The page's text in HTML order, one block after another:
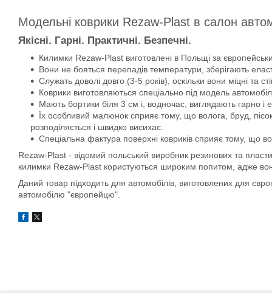
Модельні коврики Rezaw-Plast в салон
Якісні. Гарні. Практичні. Безпечні.
Килимки Rezaw-Plast виготовлені в Польщі за
Вони не бояться перепадів температури, зберігають
Служать доволі довго (3-5 років), оскільки вони міцні та
Коврики виготовляються спеціально під модель
Мають бортики біля 3 см і, водночас, виглядають гарно і
Їх особливий малюнок сприяє тому, що волога, бруд,
розподіляється і швидко висихає.
Спеціальна фактура поверхні ковриків сприяє тому, що
Rezaw-Plast - відомий польський виробник резинових та
килимки Rezaw-Plast користуються широким попитом, адже вони
Даний товар підходить для автомобілів, виготовлених для
автомобілю "європейцю".